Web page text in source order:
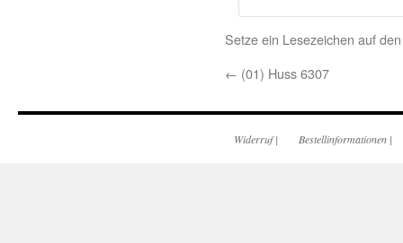
Setze ein Lesezeichen auf
← (01) Huss 6307
Widerruf| Bestellinformationen |